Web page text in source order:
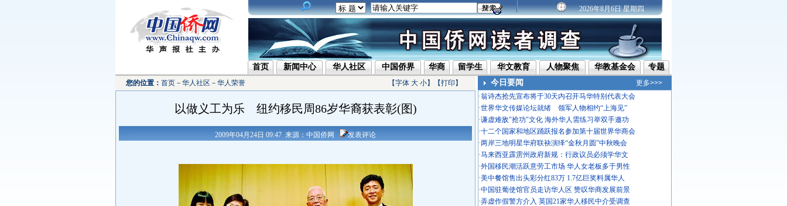
2026年8月6日 星期四
首页 新闻中心 华人社区 中国侨界 华商 留学生 华文教育 人物聚焦 华教基金会 专题
您的位置： 首页 － 华人社区 － 华人荣誉 【字体 大 小】【打印 】
以做义工为乐 纽约移民周86岁华裔获表彰(图)
2009年04月24日 09:47 来源：中国侨网 发表评论
今日要闻
更多>>>
·翁诗杰抢先宣布将于30天内召开马华特别代表大会
·世界华文传媒论坛就绪 领军人物相约“上海见”
·谦虚难敌"抢功"文化 海外华人需练习举双手邀功
·十二个国家和地区踊跃报名参加第十届世界华商会
·两岸三地明星华府联袂演绎“金秋月圆”中秋晚会
·马来西亚霹雳州政府新规：行政议员必须学华文
·外国移民潮活跃意劳工市场 华人女老板多于男性
·美中餐馆售出头彩分红83万 1.7亿巨奖料属华人
·中国驻葡使馆官员走访华人区 赞叹华商发展前景
·弄虚作假警方介入 英国21家华人移民中介受调查